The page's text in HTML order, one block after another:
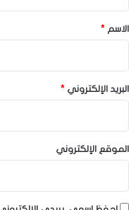
*الاسم *
البريد الإلكتروني *
الموقع الإلكتروني